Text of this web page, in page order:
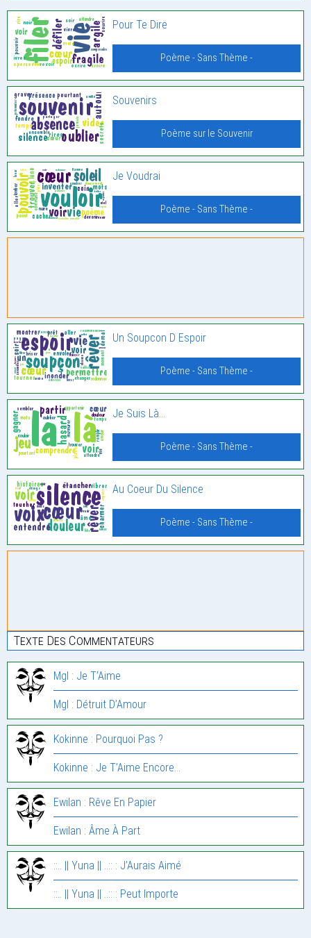
Pour Te Dire
Poème - Sans Thème -
Souvenirs
Poème sur le Souvenir
Je Voudrai
Poème - Sans Thème -
Un Soupcon D Espoir
Poème - Sans Thème -
Je Suis Là…
Poème - Sans Thème -
Au Coeur Du Silence
Poème - Sans Thème -
Texte Des Commentateurs
Mgl : Je T’Aime
Mgl : Détruit D’Amour
Kokinne : Pourquoi Pas ?
Kokinne : Je T’Aime Encore…
Ewilan : Rêve En Papier
Ewilan : Âme À Part
::.. || Yuna || ..:: : J’Aurais Aimé
::.. || Yuna || ..:: : Peut Importe